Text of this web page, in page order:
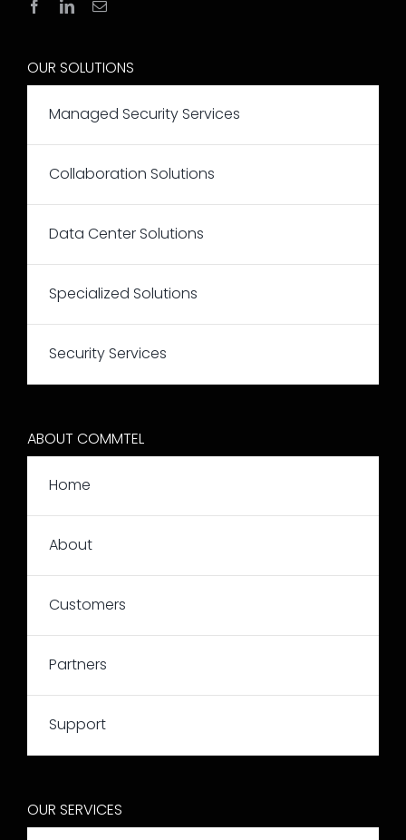
ABOUT COMMTEL
Home
About
Customers
Partners
Support
OUR SOLUTIONS
Managed Security Services
Collaboration Solutions
Data Center Solutions
Specialized Solutions
Security Services
OUR SERVICES